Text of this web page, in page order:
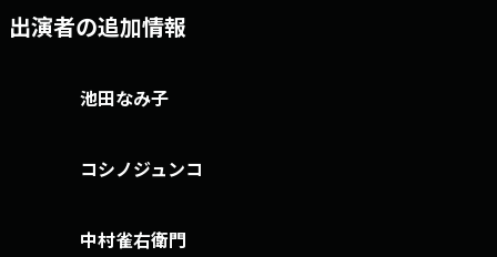
出演者の追加情報
池田なみ子
コシノジュンコ
中村雀右衛門